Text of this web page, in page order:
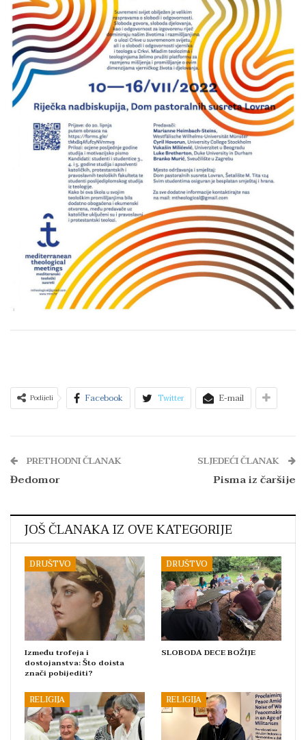
Podijeli Facebook Twitter E-mail
PRETHODNI ČLANAK
Đedomor
SLJEDEĆI ČLANAK
Pisma iz čaršije
JOŠ ČLANAKA IZ OVE KATEGORIJE
DRUŠTVO
Između trofeja i
dostojanstva: Što doista
znači pobijediti?
DRUŠTVO
SLOBODA DECE BOŽIJE
RELIGIJA RELIGIJA